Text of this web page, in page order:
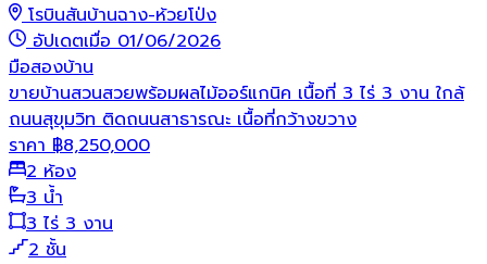
โรบินสันบ้านฉาง-ห้วยโป่ง
อัปเดตเมื่อ 01/06/2026
มือสองบ้าน
ขายบ้านสวนสวยพร้อมผลไม้ออร์แกนิค เนื้อที่ 3 ไร่ 3 งาน ใกล้
ถนนสุขุมวิท ติดถนนสาธารณะ เนื้อที่กว้างขวาง
ราคา ฿8,250,000
2 ห้อง
3 น้ำ
3 ไร่ 3 งาน
2 ชั้น